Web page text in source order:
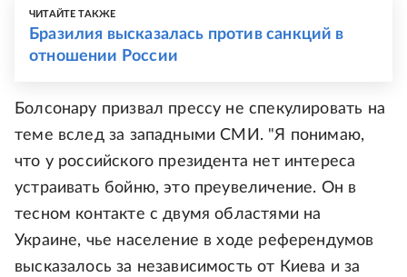
ЧИТАЙТЕ ТАКЖЕ
Бразилия высказалась против санкций в
отношении России
Болсонару призвал прессу не спекулировать на
теме вслед за западными СМИ. "Я понимаю,
что у российского президента нет интереса
устраивать бойню, это преувеличение. Он в
тесном контакте с двумя областями на
Украине, чье население в ходе референдумов
высказалось за независимость от Киева и за